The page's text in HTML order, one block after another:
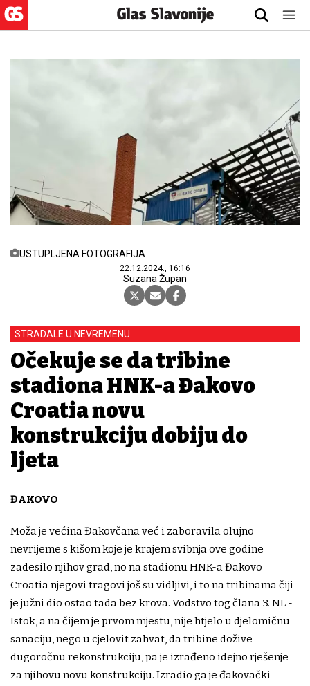
USTUPLJENA FOTOGRAFIJA
22.12.2024., 16:16
Suzana Župan
STRADALE U NEVREMENU
Očekuje se da tribine
stadiona HNK-a Đakovo
Croatia novu
konstrukciju dobiju do
ljeta
ĐAKOVO
Moža je većina Đakovčana već i zaboravila olujno
nevrijeme s kišom koje je krajem svibnja ove godine
zadesilo njihov grad, no na stadionu HNK-a Đakovo
Croatia njegovi tragovi još su vidljivi, i to na tribinama čiji
je južni dio ostao tada bez krova. Vodstvo tog člana 3. NL -
Istok, a na čijem je prvom mjestu, nije htjelo u djelomičnu
sanaciju, nego u cjelovit zahvat, da tribine dožive
dugoročnu rekonstrukciju, pa je izrađeno idejno rješenje
za njihovu novu konstrukciju. Izradio ga je đakovački